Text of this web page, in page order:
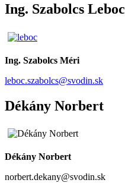
Ing. Szabolcs Leboc
Ing. Szabolcs Méri
leboc.szabolcs@svodin.sk
Dékány Norbert
Dékány Norbert
norbert.dekany@svodin.sk